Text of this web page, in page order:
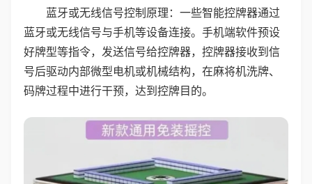
蓝牙或无线信号控制原理：一些智能控牌器通过
蓝牙或无线信号与手机等设备连接。手机端软件预设
好牌型等指令，发送信号给控牌器，控牌器接收到信
号后驱动内部微型电机或机械结构，在麻将机洗牌、
码牌过程中进行干预，达到控牌目的。